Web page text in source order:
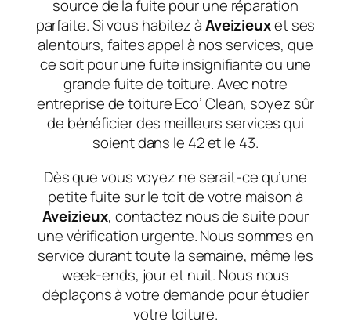
source de la fuite pour une réparation
parfaite. Si vous habitez àAveizieuxet ses
alentours, faites appel à nos services, que
ce soit pour une fuite insignifiante ou une
grande fuite de toiture. Avec notre
entreprise de toiture Eco’ Clean, soyez sûr
de bénéficier des meilleurs services qui
soient dans le 42 et le 43.
Dès que vous voyez ne serait-ce qu’une
petite fuite sur le toit de votre maison à
Aveizieux, contactez nous de suite pour
une vérification urgente. Nous sommes en
service durant toute la semaine, même les
week-ends, jour et nuit. Nous nous
déplaçons à votre demande pour étudier
votre toiture.